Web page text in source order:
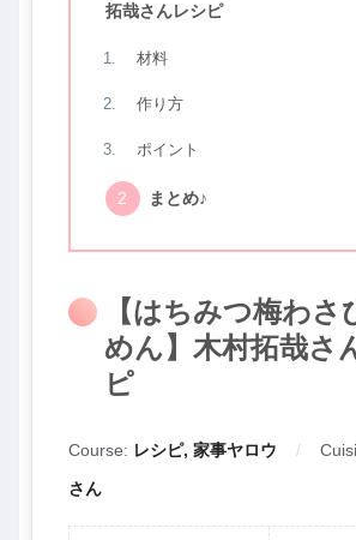
拓哉さんレシピ
材料
作り方
ポイント
まとめ♪
【はちみつ梅わさ
めん】木村拓哉さ
ピ
Course: レシピ, 家事ヤロウ
さん